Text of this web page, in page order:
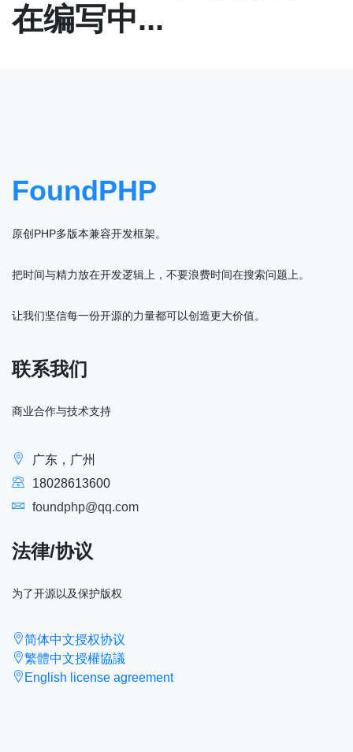
在编写中...
FoundPHP
原创PHP多版本兼容开发框架。
把时间与精力放在开发逻辑上，不要浪费时间在搜索问题上。
让我们坚信每一份开源的力量都可以创造更大价值。
联系我们
商业合作与技术支持
广东，广州
18028613600
foundphp@qq.com
法律/协议
为了开源以及保护版权
简体中文授权协议
繁體中文授權協議
English license agreement